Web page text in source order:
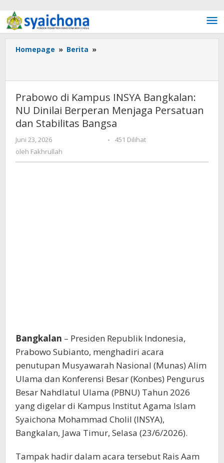
Homepage » Berita »
Prabowo di Kampus INSYA Bangkalan:
NU Dinilai Berperan Menjaga Persatuan
dan Stabilitas Bangsa
Juni 23, 2026 Fakhrullah-
451 Dilihat
oleh Fakhrullah
Bangkalan – Presiden Republik Indonesia,
Prabowo Subianto, menghadiri acara
penutupan Musyawarah Nasional (Munas) Alim
Ulama dan Konferensi Besar (Konbes) Pengurus
Besar Nahdlatul Ulama (PBNU) Tahun 2026
yang digelar di Kampus Institut Agama Islam
Syaichona Mohammad Cholil (INSYA),
Bangkalan, Jawa Timur, Selasa (23/6/2026).
Tampak hadir dalam acara tersebut Rais Aam